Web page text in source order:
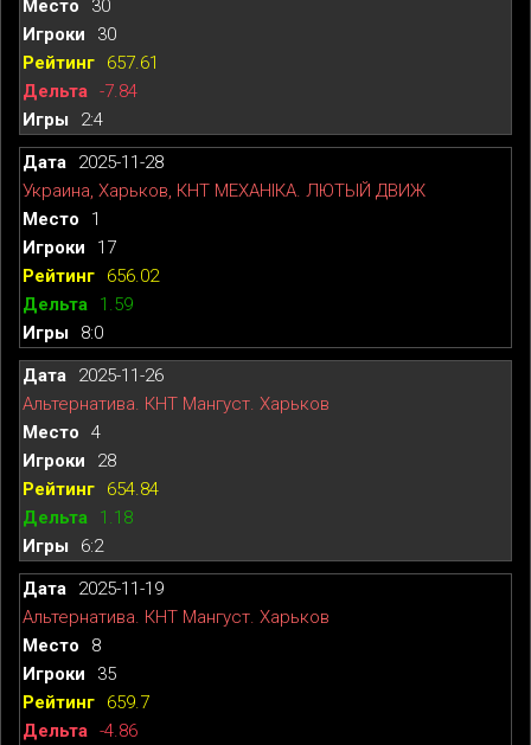
30
30
657.61
-7.84
2:4
2025-11-28
Украина, Харьков, КНТ МЕХАНІКА. ЛЮТЫЙ ДВИЖ
1
17
656.02
1.59
8:0
2025-11-26
Альтернатива. КНТ Мангуст. Харьков
4
28
654.84
1.18
6:2
2025-11-19
Альтернатива. КНТ Мангуст. Харьков
8
35
659.7
-4.86